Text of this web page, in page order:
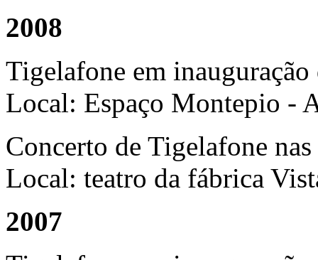
2008
Tigelafone em
Local: Espaço Montepio -
Concerto de Tigelafone nas
Local: teatro da fábrica
2007